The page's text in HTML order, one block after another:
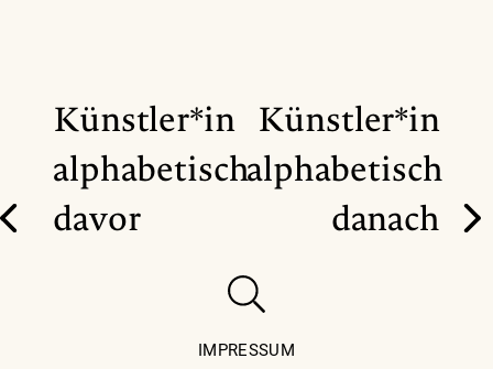
Künstler*in
alphabetisch
davor
Künstler*in
alphabetisch
danach
IMPRESSUM